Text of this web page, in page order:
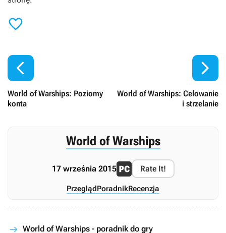


World of Warships: Poziomy
konta
World of Warships: Celowanie
i strzelanie

World of Warships
17 września 2015 Rate It!
PrzeglądPoradnikRecenzja
World of Warships - poradnik do gry